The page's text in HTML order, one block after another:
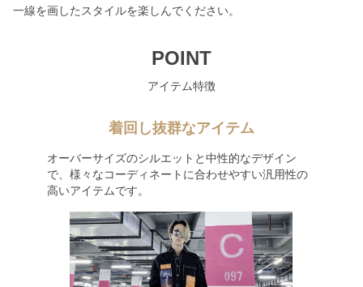
一線を画したスタイルを楽しんでください。
POINT
アイテム特徴
着回し抜群なアイテム
オーバーサイズのシルエットと中性的なデザイン
で、様々なコーディネートに合わせやすい汎用性の
高いアイテムです。